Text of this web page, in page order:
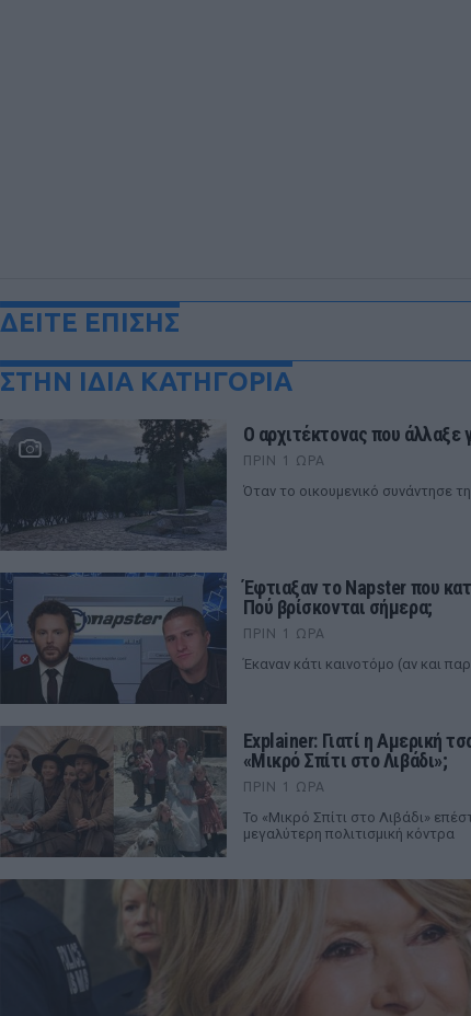
ΔΕΙΤΕ ΕΠΙΣΗΣ
ΣΤΗΝ ΙΔΙΑ ΚΑΤΗΓΟΡΙΑ
Ο αρχιτέκτονας που άλλαξε
ΠΡΙΝ 1 ΏΡΑ
Όταν το οικουμενικό συνάντησε
Έφτιαξαν το Napster που
Πού βρίσκονται σήμερα;
ΠΡΙΝ 1 ΏΡΑ
Έκαναν κάτι καινοτόμο (αν και
Explainer: Γιατί η Αμερική
«Μικρό Σπίτι στο Λιβάδι»;
ΠΡΙΝ 1 ΏΡΑ
Το «Μικρό Σπίτι στο Λιβάδι»
μεγαλύτερη πολιτισμική κόντρα